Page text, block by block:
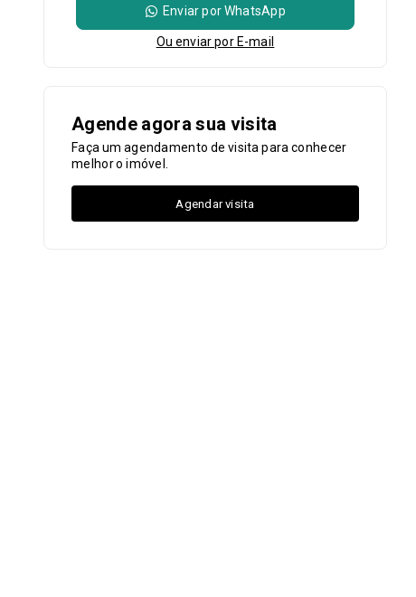
Enviar por WhatsApp
Ou enviar por E-mail
Agende agora sua visita
Faça um agendamento de visita para conhecer
melhor o imóvel.
Agendar visita